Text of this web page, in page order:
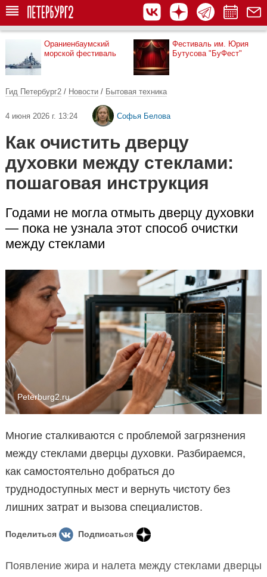
Ораниенбаумский
морской фестиваль
Фестиваль им. Юрия
Бутусова "БуФест"
Гид Петербург2 / Новости / Бытовая техника
4 июня 2026 г. 13:24 Софья Белова
Как очистить дверцу
духовки между стеклами:
пошаговая инструкция
Годами не могла отмыть дверцу духовки
— пока не узнала этот способ очистки
между стеклами
Peterburg2.ru
Многие сталкиваются с проблемой загрязнения
между стеклами дверцы духовки. Разбираемся,
как самостоятельно добраться до
труднодоступных мест и вернуть чистоту без
лишних затрат и вызова специалистов.
Поделиться Подписаться
Появление жира и налета между стеклами дверцы